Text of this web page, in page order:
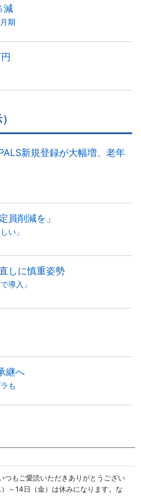
減
期
新規登録が大幅増、老年
員削減を」
い」
しに慎重姿勢
導入」
継へ
も
つもご愛読いただきありがとうござい
～14日（金）は休みになります。な